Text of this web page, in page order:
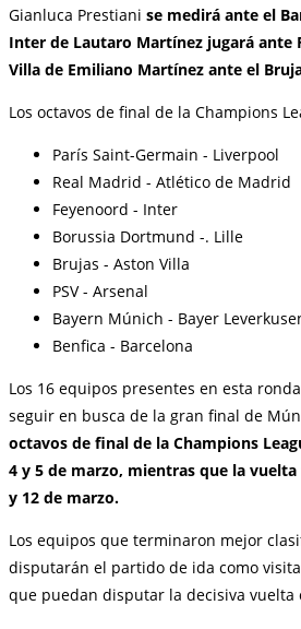
Gianluca Prestiani se medirá ante el
Inter de Lautaro Martínez jugará ante
Villa de Emiliano Martínez ante el
Los octavos de final de la Champions
París Saint-Germain - Liverpool
Real Madrid - Atlético de Madrid
Feyenoord - Inter
Borussia Dortmund -. Lille
Brujas - Aston Villa
PSV - Arsenal
Bayern Múnich - Bayer
Benfica - Barcelona
Los 16 equipos presentes en esta
seguir en busca de la gran final de
octavos de final de la Champions
4 y 5 de marzo, mientras que la
y 12 de marzo.
Los equipos que terminaron mejor
disputarán el partido de ida como
que puedan disputar la decisiva vuelta